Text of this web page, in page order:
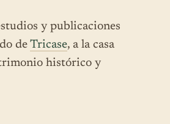
y publicaciones
de Tricase, a la casa
histórico y